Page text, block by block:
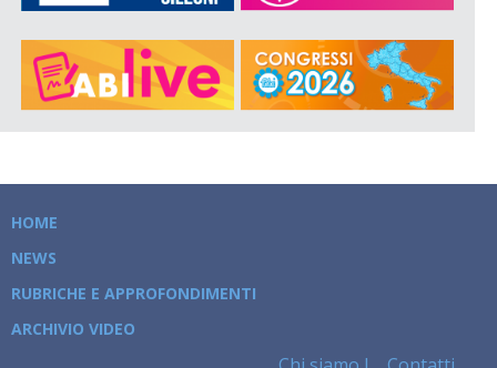
HOME
NEWS
RUBRICHE E APPROFONDIMENTI
ARCHIVIO VIDEO